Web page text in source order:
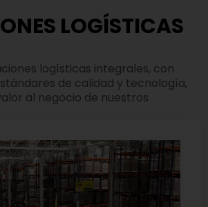
LOGÍSTICAS
logísticas integrales, con
de calidad y tecnología,
al negocio de nuestros